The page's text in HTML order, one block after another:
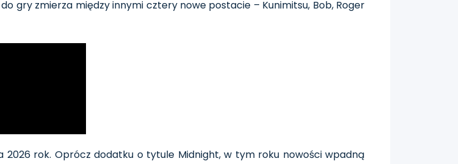
do gry zmierza między innymi cztery nowe postacie – Kunimitsu, Bob, Roger
2026 rok. Oprócz dodatku o tytule Midnight, w tym roku nowości wpadną